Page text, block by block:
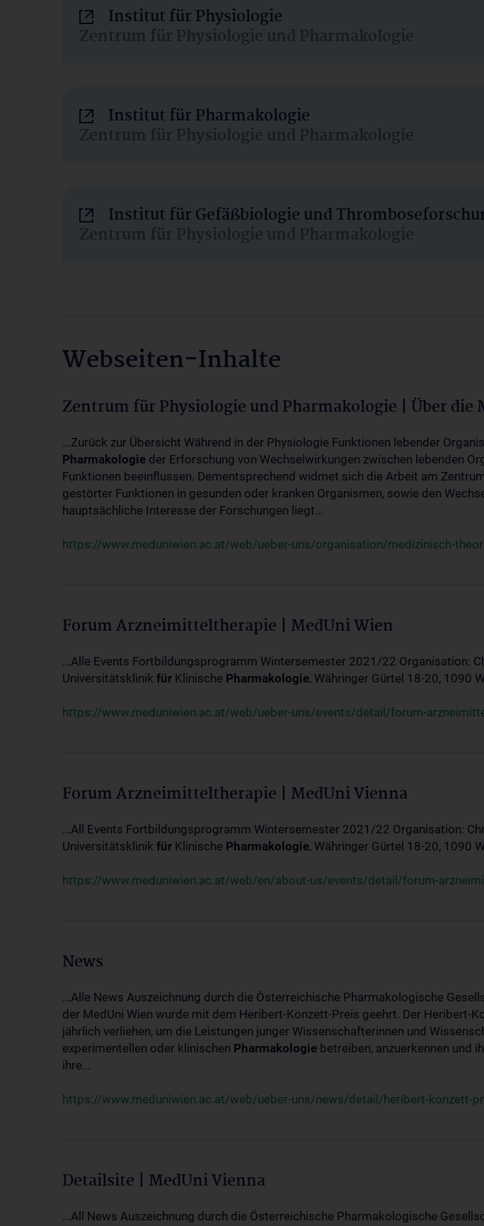
Institut für Physiologie
Zentrum für Physiologie und Pharmakologie
Institut für Pharmakologie
Zentrum für Physiologie und Pharmakologie
Institut für Gefäßbiologie und
Zentrum für Physiologie und Pharmakologie
Webseiten-Inhalte
Zentrum für Physiologie und Pharmakologie | Über die
...Zurück zur Übersicht Während in der Physiologie Funktionen lebender
Pharmakologie der Erforschung von Wechselwirkungen zwischen lebenden
Funktionen beeinflussen. Dementsprechend widmet sich die Arbeit am
gestörter Funktionen in gesunden oder kranken Organismen, sowie den
hauptsächliche Interesse der Forschungen liegt...
https://www.meduniwien.ac.at/web/ueber-uns/organisation/medizinisch-
Forum Arzneimitteltherapie | MedUni Wien
...Alle Events Fortbildungsprogramm Wintersemester 2021/22 Organisation:
Universitätsklinik für Klinische Pharmakologie, Währinger Gürtel 18-20, 1090
https://www.meduniwien.ac.at/web/ueber-uns/events/detail/forum-
Forum Arzneimitteltherapie | MedUni Vienna
...All Events Fortbildungsprogramm Wintersemester 2021/22 Organisation:
Universitätsklinik für Klinische Pharmakologie, Währinger Gürtel 18-20, 1090
https://www.meduniwien.ac.at/web/en/about-us/events/detail/forum-
News
...Alle News Auszeichnung durch die Österreichische Pharmakologische
der MedUni Wien wurde mit dem Heribert-Konzett-Preis geehrt. Der
jährlich verliehen, um die Leistungen junger Wissenschafterinnen und
experimentellen oder klinischen Pharmakologie betreiben, anzuerkennen und
ihre...
https://www.meduniwien.ac.at/web/ueber-uns/news/detail/heribert-konzett-
Detailsite | MedUni Vienna
...All News Auszeichnung durch die Österreichische Pharmakologische